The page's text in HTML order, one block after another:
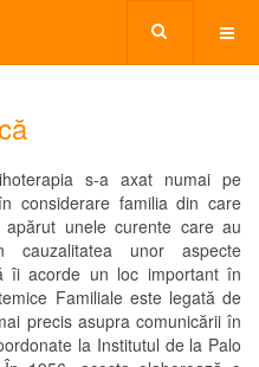
s-a axat numai pe
considerare familia din care
unele curente care au
unor aspecte
îi acorde un loc important în
Familiale este legată de
precis asupra comunicării în
la Institutul de la Palo